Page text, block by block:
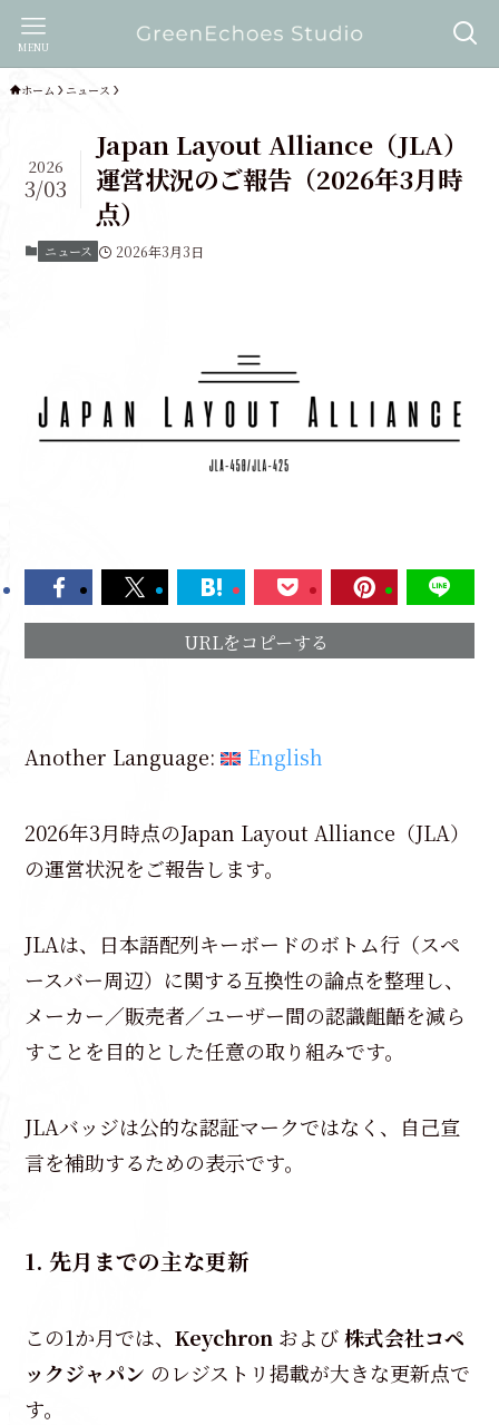
MENU
ホーム ニュース
Japan Layout Alliance（JLA）
運営状況のご報告（2026年3月時
点）
2026
3/03
ニュース 2026年3月3日
URLをコピーする
Another Language: English
2026年3月時点のJapan Layout Alliance（JLA）
の運営状況をご報告します。
JLAは、日本語配列キーボードのボトム行（スペ
ースバー周辺）に関する互換性の論点を整理し、
メーカー／販売者／ユーザー間の認識齟齬を減ら
すことを目的とした任意の取り組みです。
JLAバッジは公的な認証マークではなく、自己宣
言を補助するための表示です。
1. 先月までの主な更新
この1か月では、Keychron および株式会社コペ
ックジャパン のレジストリ掲載が大きな更新点で
す。